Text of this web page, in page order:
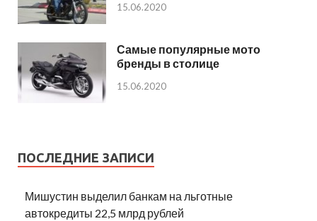
15.06.2020
Самые популярные мото
бренды в столице
15.06.2020
ПОСЛЕДНИЕ ЗАПИСИ
Мишустин выделил банкам на льготные
автокредиты 22,5 млрд рублей